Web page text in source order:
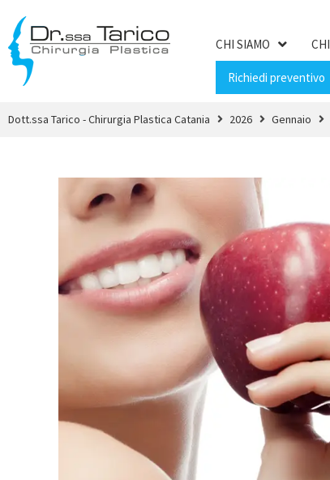
CHI SIAMO
Richiedi preventivo
Dott.ssa Tarico - Chirurgia Plastica Catania 2026 Gennaio